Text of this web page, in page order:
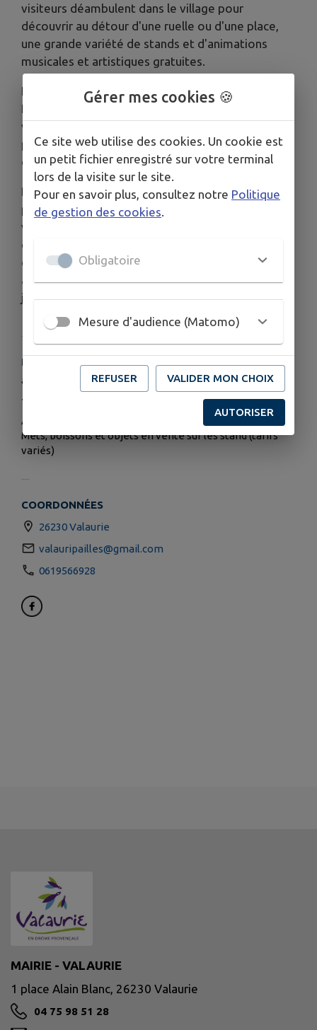
visiteurs déambulent dans le village pour
découvrir au détour d'une ruelle ou d'une place,
une grande variété de stands et d'animations
musicales et artistiques gratuites.
Les artisans proposent leurs produits à la vente.
Les stands et food-truck proposent une grande
variété de mets sucrés et salés à manger sur
place au grés de vos envies ( tables mis à
disposition dans tout le village).
Des animations musicales et artistiques sont
prévues sur chaque place et dans les rues du
village, de 19h00 à 00h00. Chacun peut écouter le
ou les musiciens et chanteurs rencontrés au cours
de sa déambulation mais aussi chanter, danser....
avec les artistes. Et passer une soirée festive et
joyeuse, un moment mémorable.
HORAIRES
à partir de 19h00
TARIFS
ANIMATIONS GRATUITES -
Mets, boissons et objets en vente sur les stand (tarifs
variés)
COORDONNÉES
26230 Valaurie
valauripailles@gmail.com
0619566928
MAIRIE - VALAURIE
1 place Alain Blanc, 26230 Valaurie
04 75 98 51 28
Gérer mes cookies 🍪
Ce site web utilise des cookies. Un cookie est
un petit fichier enregistré sur votre terminal
lors de la visite sur le site.
Pour en savoir plus, consultez notre Politique
de gestion des cookies
Obligatoire
Mesure d'audience (Matomo)
REFUSER VALIDER MON CHOIX
AUTORISER